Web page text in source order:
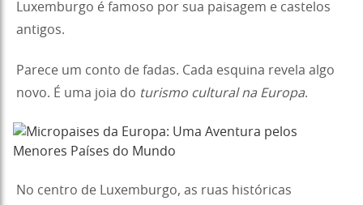
Luxemburgo é famoso por sua paisagem e castelos
antigos.
Parece um conto de fadas. Cada esquina revela algo
novo. É uma joia do turismo cultural na Europa.
No centro de Luxemburgo, as ruas históricas